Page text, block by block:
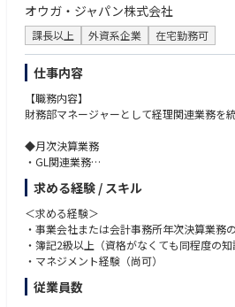
オウガ・ジャパン株式会社
課長以上 外資系企業 在宅勤務可
仕事内容
【職務内容】
財務部マネージャーとして経理関連業務を統
◆月次決算業務
・GL関連業務
・固定資産・在庫管理
・売掛金・買掛金関連業務統括管理
・予実管理
・月次/四半期/年次財務諸表作成
・財務分析
・業務改善関係(システム整備、規程整備等)
◆都度対応業務
求める経験 / スキル
＜求める経験＞
・事業会社または会計事務所年次決算業務
・簿記2級以上（資格がなくても同程度の知
・マネジメント経験（尚可）
従業員数